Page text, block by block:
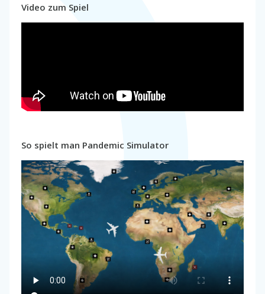
Video zum Spiel
So spielt man Pandemic Simulator